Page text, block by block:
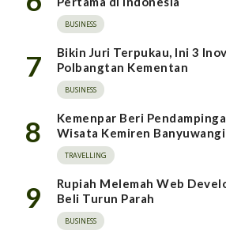
BUSINESS
7
Bikin Juri Terpukau, Ini 3
Polbangtan Kementan
BUSINESS
8
Kemenpar Beri
Wisata Kemiren Banyuwangi
TRAVELLING
9
Rupiah Melemah Web
Beli Turun Parah
BUSINESS